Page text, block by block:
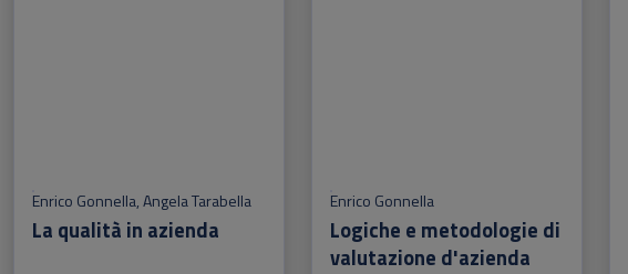
Enrico Gonnella,Angela Tarabella
La qualità in azienda
Enrico Gonnella
Logiche e metodologie di
valutazione d'azienda